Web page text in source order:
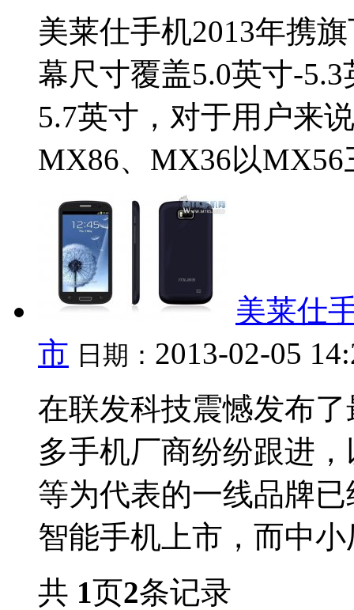
美莱仕手机2013年携
幕尺寸覆盖5.0英寸-
5.7英寸，对于用户来
MX86、MX36以
美莱仕
市 日期： 2013-02-05
在联发科技震憾发布
多手机厂商纷纷跟进
等为代表的一线品牌
智能手机上市，而中
共 1页2条记录